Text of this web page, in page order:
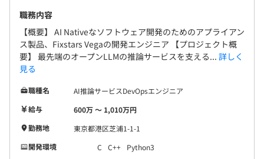
入社時期が異なる方とも気兼ねなく議論したり、雑談した
りできる自由な雰囲気が好き。
【事業部長】
■韓国世宗大学 電算科学科卒。
大学卒業後渡日し、2005年より約5年間、日本の大手メー
カ向けの制御機器、医療機器、ネットワーク監視システム
など商品開発に従事。現在は前職の経験を生かして、主に
組込プロジェクトを担当。
昇格昇給年2回
健康保険、厚生年金保険、雇用保険、労災保険
無期雇用
職務内容
【概要】 AI Nativeなソフトウェア開発のためのアプライアン
ス製品、Fixstars Vegaの開発エンジニア 【プロジェクト概
要】 最先端のオープンLLMの推論サービスを支える... 詳しく
見る
職種名
AI推論サービスDevOpsエンジニア
給与
600万 〜 1,010万円
勤務地
東京都港区芝浦1-1-1
開発環境
C C++
Python3